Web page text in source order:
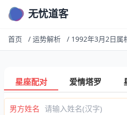
无忧道客
首页 / 运势解析 /
星座配对 爱情塔罗
男方姓名